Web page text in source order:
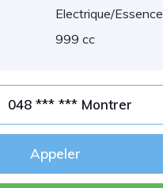
Electrique/Essence
999 cc
048 *** *** Montrer
Appeler